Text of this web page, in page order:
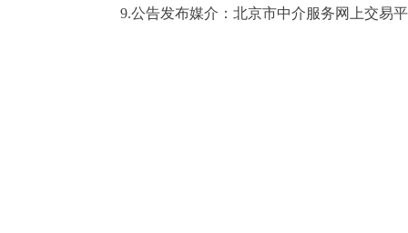
9.公告发布媒介：北京市中介服务网上交易